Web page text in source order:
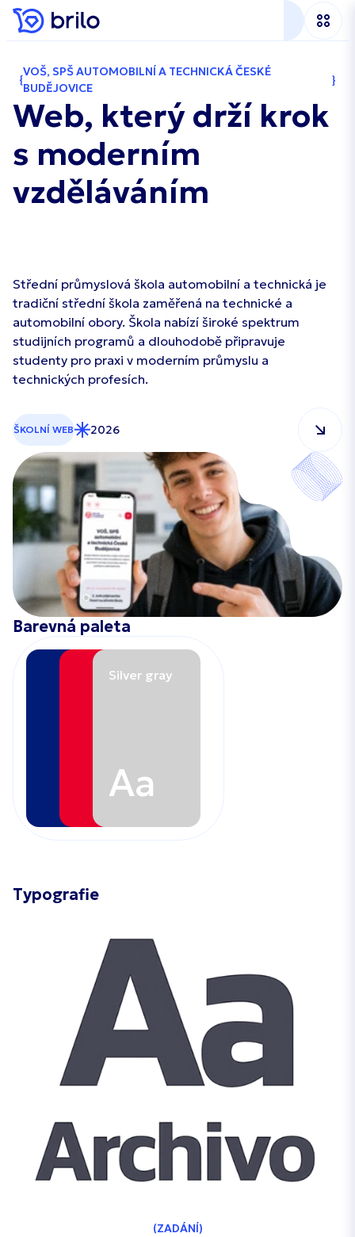
VOŠ, SPŠ AUTOMOBILNÍ A TECHNICKÁ ČESKÉ
BUDĚJOVICE
Web, který drží krok
s moderním
vzděláváním
Střední průmyslová škola automobilní a technická je
tradiční střední škola zaměřená na technické a
automobilní obory. Škola nabízí široké spektrum
studijních programů a dlouhodobě připravuje
studenty pro praxi v moderním průmyslu a
technických profesích.
ŠKOLNÍ WEB 2026
Barevná paleta
Silver gray
Aa
Typografie
ZADÁNÍ